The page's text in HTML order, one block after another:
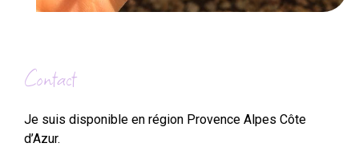
Contact
Je suis disponible en région Provence Alpes Côte
d’Azur.